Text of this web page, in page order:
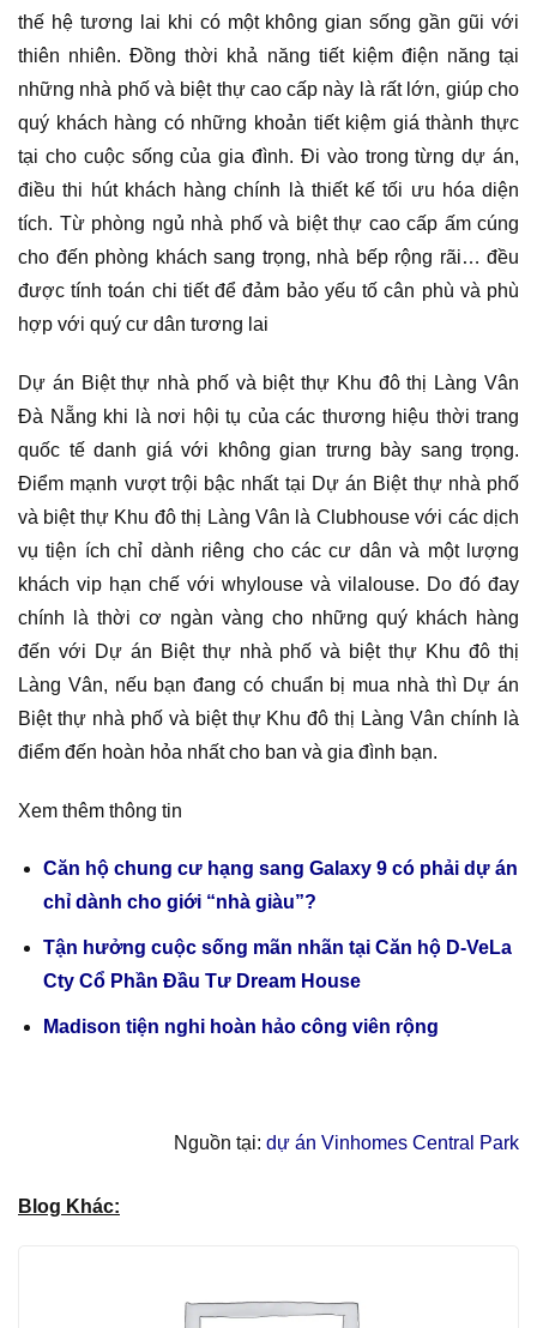
thế hệ tương lai khi có một không gian sống gần gũi với
thiên nhiên. Đồng thời khả năng tiết kiệm điện năng tại
những nhà phố và biệt thự cao cấp này là rất lớn, giúp cho
quý khách hàng có những khoản tiết kiệm giá thành thực
tại cho cuộc sống của gia đình. Đi vào trong từng dự án,
điều thi hút khách hàng chính là thiết kế tối ưu hóa diện
tích. Từ phòng ngủ nhà phố và biệt thự cao cấp ấm cúng
cho đến phòng khách sang trọng, nhà bếp rộng rãi… đều
được tính toán chi tiết để đảm bảo yếu tố cân phù và phù
hợp với quý cư dân tương lai
Dự án Biệt thự nhà phố và biệt thự Khu đô thị Làng Vân
Đà Nẵng khi là nơi hội tụ của các thương hiệu thời trang
quốc tế danh giá với không gian trưng bày sang trọng.
Điểm mạnh vượt trội bậc nhất tại Dự án Biệt thự nhà phố
và biệt thự Khu đô thị Làng Vân là Clubhouse với các dịch
vụ tiện ích chỉ dành riêng cho các cư dân và một lượng
khách vip hạn chế với whylouse và vilalouse. Do đó đay
chính là thời cơ ngàn vàng cho những quý khách hàng
đến với Dự án Biệt thự nhà phố và biệt thự Khu đô thị
Làng Vân, nếu bạn đang có chuẩn bị mua nhà thì Dự án
Biệt thự nhà phố và biệt thự Khu đô thị Làng Vân chính là
điểm đến hoàn hỏa nhất cho ban và gia đình bạn.
Xem thêm thông tin
Căn hộ chung cư hạng sang Galaxy 9 có phải dự án
chỉ dành cho giới “nhà giàu”?
Tận hưởng cuộc sống mãn nhãn tại Căn hộ D-VeLa
Cty Cổ Phần Đầu Tư Dream House
Madison tiện nghi hoàn hảo công viên rộng
Nguồn tại: dự án Vinhomes Central Park
Blog Khác: